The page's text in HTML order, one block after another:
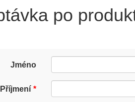
po
Jméno
Příjmení